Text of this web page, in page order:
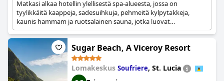
Matkasi alkaa hotellin ylellisestä spa-alueesta, jossa on
tyylikkäitä kaappeja, sadesuihkuja, pehmeitä kylpytakkeja,
kaunis hammam ja ruotsalainen sauna, jotka luovat
ainutlaatuisen virkistyskokemuksen.
Sugar Beach, A Viceroy Resort
Lomakeskus Soufriere, St. Lucia